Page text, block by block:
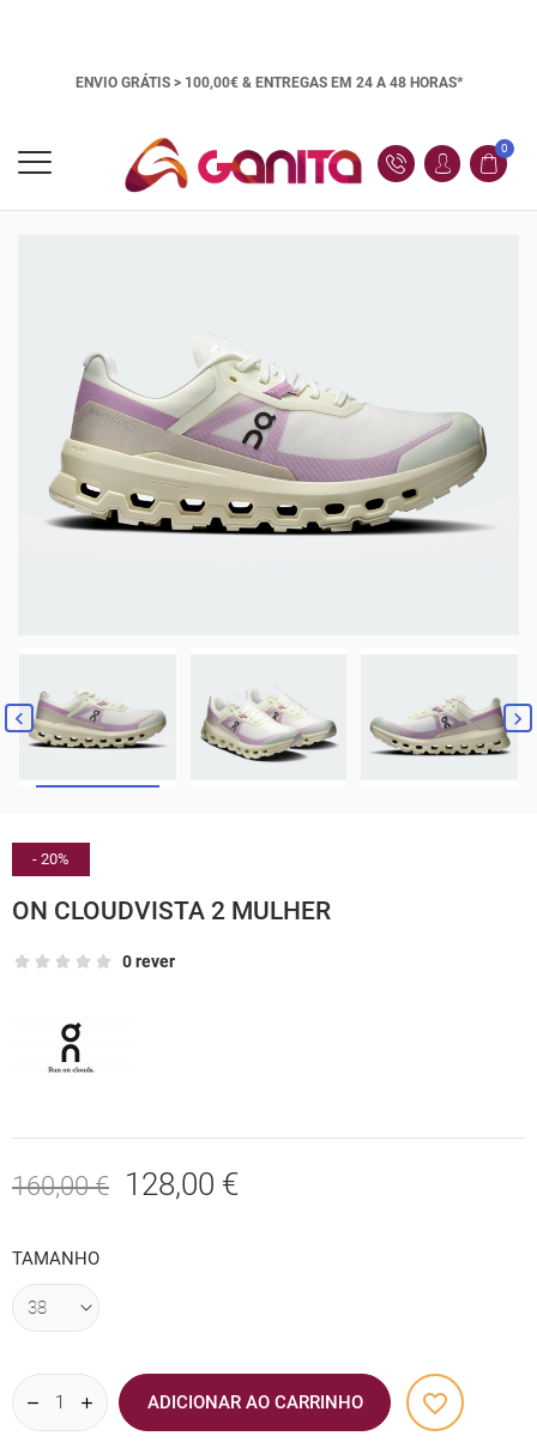
ENVIO GRÁTIS > 100,00€ & ENTREGAS EM 24 A 48 HORAS*
0
 
- 20%
ON CLOUDVISTA 2 MULHER
0 rever
160,00 € 128,00 €
TAMANHO
ADICIONAR AO CARRINHO favorite_border